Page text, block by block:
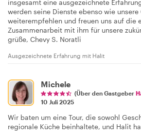
insgesamt eine ausgezeichnete
werden seine Dienste ebenso wie
weiterempfehlen und freuen uns auf die
Zusammenarbeit mit ihm für unsere
grüße, Chevy S. Noratli
Ausgezeichnete Erfahrung mit Halit
Michele
(Über den Gastgeber
10 Juli 2025
Wir baten um eine Tour, die sowohl
regionale Küche beinhaltete, und Halit